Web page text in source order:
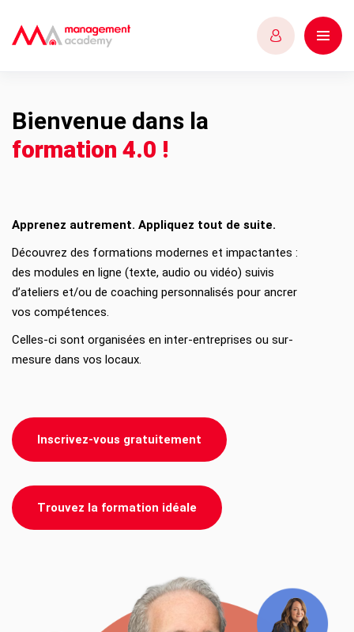
Bienvenue dans la
formation 4.0 !
Apprenez autrement. Appliquez tout de suite.
Découvrez des formations modernes et impactantes :
des modules en ligne (texte, audio ou vidéo) suivis
d’ateliers et/ou de coaching personnalisés pour ancrer
vos compétences.
Celles-ci sont organisées en inter-entreprises ou sur-
mesure dans vos locaux.
Inscrivez-vous gratuitement
Trouvez la formation idéale